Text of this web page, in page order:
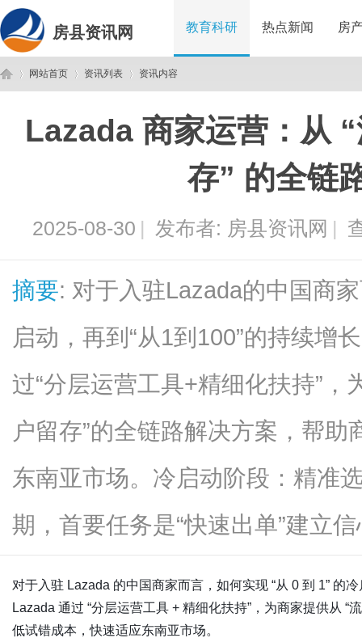
房县资讯网 教育科研 热点新闻 房
网站首页
›
资讯列表
›
资讯内容
Lazada 商家运营：从
存” 的全链
2025-08-30 | 发布者: 房县资讯网 |
摘要: 对于入驻Lazada的中国商
启动，再到“从1到100”的持续增
过“分层运营工具+精细化扶持”，
户留存”的全链路解决方案，帮
东南亚市场。冷启动阶段：精准
期，首要任务是“快速出单”建立
对于入驻 Lazada 的中国商家而言，如何实现 “从 0 到 1” 的
Lazada 通过 “分层运营工具 + 精细化扶持”，为商家提供从 “
低试错成本，快速适应东南亚市场。